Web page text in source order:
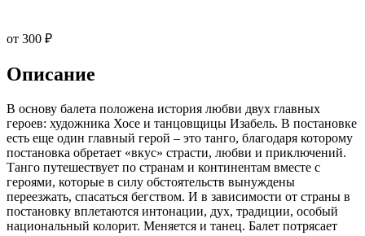
от 300 ₽
Описание
В основу балета положена история любви двух главных
героев: художника Хосе и танцовщицы Изабель. В постановке
есть еще один главный герой – это танго, благодаря которому
постановка обретает «вкус» страсти, любви и приключений.
Танго путешествует по странам и континентам вместе с
героями, которые в силу обстоятельств вынуждены
переезжать, спасаться бегством. И в зависимости от страны в
постановку вплетаются интонации, дух, традиции, особый
национальный колорит. Меняется и танец. Балет потрясает